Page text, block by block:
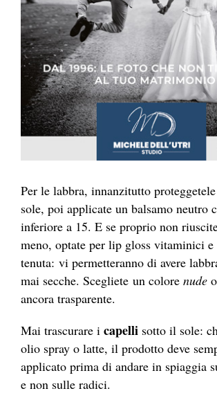
Per le labbra, innanzitutto
sole, poi applicate un balsamo neutro
inferiore a 15. E se proprio non
meno, optate per lip gloss vitaminici e
tenuta: vi permetteranno di avere
mai secche. Scegliete un colore nude
ancora trasparente.
Mai trascurare i capelli sotto il sole:
olio spray o latte, il prodotto deve
applicato prima di andare in spiaggia
e non sulle radici.